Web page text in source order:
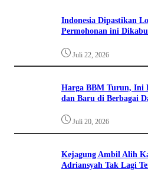
Indonesia Dipastikan
Permohonan ini
Juli 22, 2026
Harga BBM Turun, Ini
dan Baru di Berbagai
Juli 20, 2026
Kejagung Ambil Alih
Adriansyah Tak Lagi